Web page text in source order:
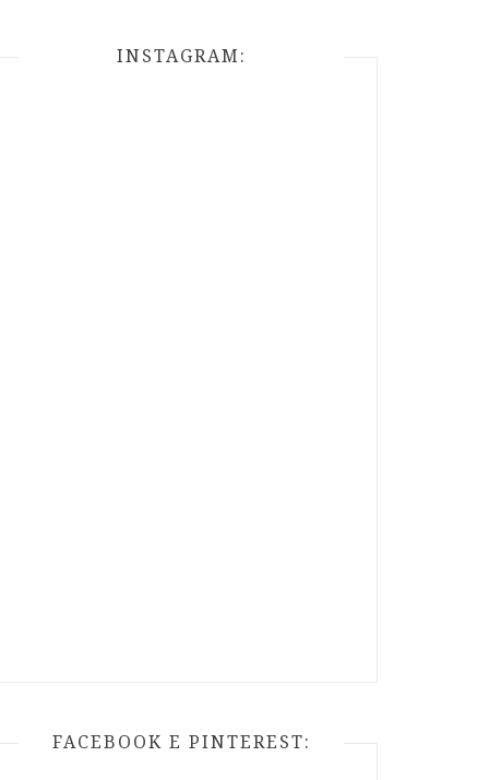
INSTAGRAM:
FACEBOOK E PINTEREST: